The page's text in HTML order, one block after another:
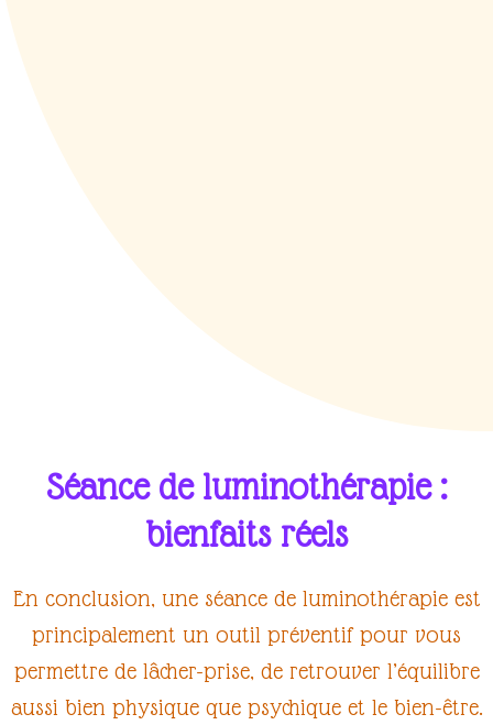
Séance de luminothérapie :
bienfaits réels
En conclusion, une séance de luminothérapieest
principalement un outil préventifpour vous
permettre de lâcher-prise, de retrouver l’équilibre
aussi bien physiqueque psychiqueet le bien-être.